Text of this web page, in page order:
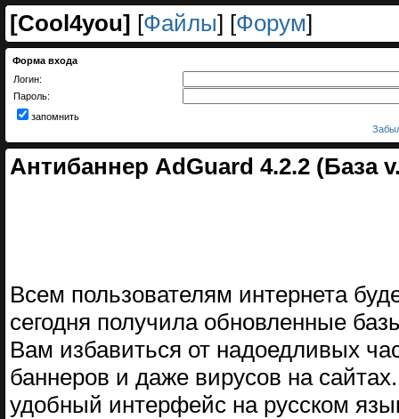
[Cool4you] [Файлы] [Форум]
Форма входа
Логин:
Пароль:
запомнить
Антибаннер AdGuard 4.2.2 (База
Всем пользователям интернета
сегодня получила обновленные
Вам избавиться от надоедливых
баннеров и даже вирусов на
удобный интерфейс на русском